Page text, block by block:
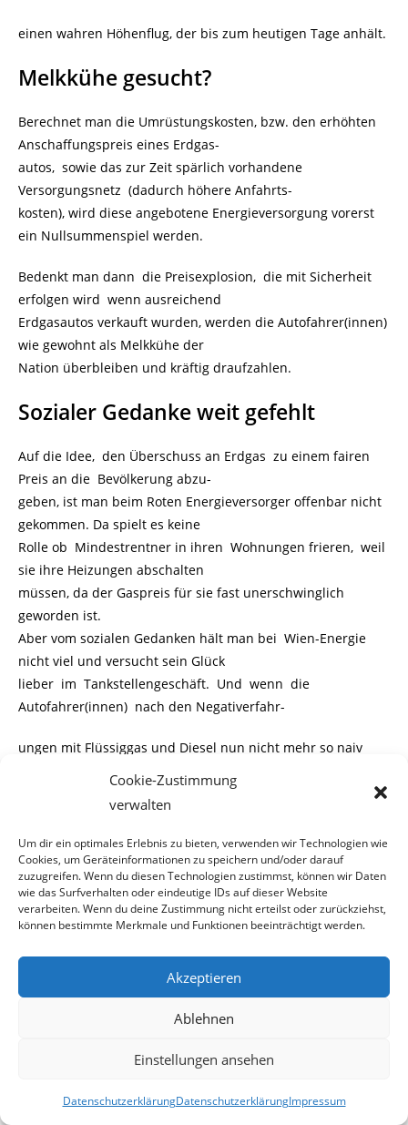
Cookie-Zustimmung
verwalten
Um dir ein optimales Erlebnis zu bieten, verwenden wir Technologien wie
Cookies, um Geräteinformationen zu speichern und/oder darauf
zuzugreifen. Wenn du diesen Technologien zustimmst, können wir Daten
wie das Surfverhalten oder eindeutige IDs auf dieser Website
verarbeiten. Wenn du deine Zustimmung nicht erteilst oder zurückziehst,
können bestimmte Merkmale und Funktionen beeinträchtigt werden.
Akzeptieren
Ablehnen
Einstellungen ansehen
DatenschutzerklärungDatenschutzerklärungImpressum
einen wahren Höhenflug, der bis zum heutigen Tage anhält.
Melkkühe gesucht?
Berechnet man die Umrüstungskosten, bzw. den erhöhten
Anschaffungspreis eines Erdgas-
autos, sowie das zur Zeit spärlich vorhandene
Versorgungsnetz (dadurch höhere Anfahrts-
kosten), wird diese angebotene Energieversorgung vorerst
ein Nullsummenspiel werden.
Bedenkt man dann die Preisexplosion, die mit Sicherheit
erfolgen wird wenn ausreichend
Erdgasautos verkauft wurden, werden die Autofahrer(innen)
wie gewohnt als Melkkühe der
Nation überbleiben und kräftig draufzahlen.
Sozialer Gedanke weit gefehlt
Auf die Idee, den Überschuss an Erdgas zu einem fairen
Preis an die Bevölkerung abzu-
geben, ist man beim Roten Energieversorger offenbar nicht
gekommen. Da spielt es keine
Rolle ob Mindestrentner in ihren Wohnungen frieren, weil
sie ihre Heizungen abschalten
müssen, da der Gaspreis für sie fast unerschwinglich
geworden ist.
Aber vom sozialen Gedanken hält man bei Wien-Energie
nicht viel und versucht sein Glück
lieber im Tankstellengeschäft. Und wenn die
Autofahrer(innen) nach den Negativerfahr-
ungen mit Flüssiggas und Diesel nun nicht mehr so naiv
angeboten von Wien-Energie die kalte Schulter zeigen, ist
Energieversorger wird weiterhin den Erdgasüberschuss
horten und die Mindestrentner wer-
2. Januar 2011